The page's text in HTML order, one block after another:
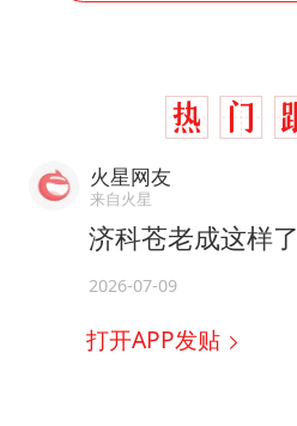
火星网友
来自火星
济科苍老成这样了
2026-07-09
打开APP发贴